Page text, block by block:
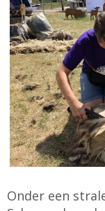
Onder een